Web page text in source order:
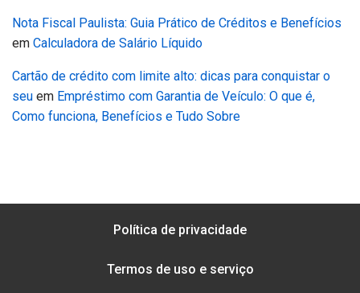
Nota Fiscal Paulista: Guia Prático de Créditos e Benefícios
em Calculadora de Salário Líquido
Cartão de crédito com limite alto: dicas para conquistar o
seu em Empréstimo com Garantia de Veículo: O que é,
Como funciona, Benefícios e Tudo Sobre
Política de privacidade
Termos de uso e serviço